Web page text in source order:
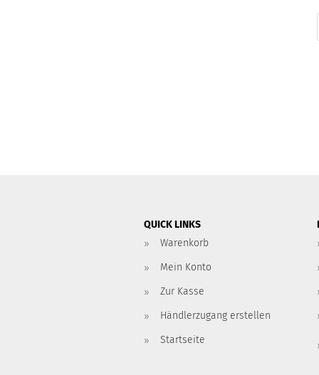
QUICK LINKS
Warenkorb
Mein Konto
Zur Kasse
Händlerzugang erstellen
Startseite